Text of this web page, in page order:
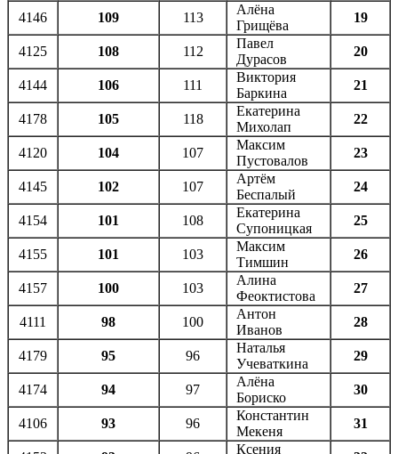
4146 109 113
Алёна
Грищёва
19
4125 108 112
Павел
Дурасов
20
4144 106 111
Виктория
Баркина
21
4178 105 118
Екатерина
Михолап
22
4120 104 107
Максим
Пустовалов
23
4145 102 107
Артём
Беспалый
24
4154 101 108
Екатерина
Супоницкая
25
4155 101 103
Максим
Тимшин
26
4157 100 103
Алина
Феоктистова
27
4111 98 100
Антон
Иванов
28
4179 95 96
Наталья
Учеваткина
29
4174 94 97
Алёна
Бориско
30
4106 93 96
Константин
Мекеня
31
Ксения